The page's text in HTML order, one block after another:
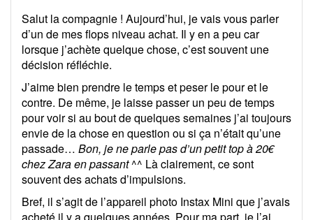
Salut la compagnie ! Aujourd’hui, je vais vous parler
d’un de mes flops niveau achat. Il y en a peu car
lorsque j’achète quelque chose, c’est souvent une
décision réfléchie.
J’aime bien prendre le temps et peser le pour et le
contre. De même, je laisse passer un peu de temps
pour voir si au bout de quelques semaines j’ai toujours
envie de la chose en question ou si ça n’était qu’une
passade… Bon, je ne parle pas d’un petit top à 20€
chez Zara en passant^^ Là clairement, ce sont
souvent des achats d’impulsions.
Bref, il s’agit de l’appareil photo Instax Mini que j’avais